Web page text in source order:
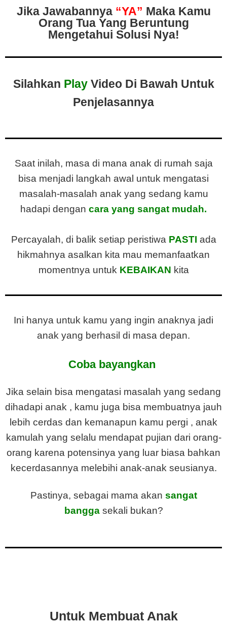
Jika Jawabannya “YA” Maka Kamu
Orang Tua Yang Beruntung
Mengetahui Solusi Nya!
Silahkan PlayVideo Di Bawah Untuk
Penjelasannya
Saat inilah, masa di mana anak di rumah saja
bisa menjadi langkah awal untuk mengatasi
masalah-masalah anak yang sedang kamu
hadapi dengan cara yang sangat mudah.
Percayalah, di balik setiap peristiwa PASTI ada
hikmahnya asalkan kita mau memanfaatkan
momentnya untuk KEBAIKAN kita
Ini hanya untuk kamu yang ingin anaknya jadi
anak yang berhasil di masa depan.
Coba bayangkan
Jika selain bisa mengatasi masalah yang sedang
dihadapi anak , kamu juga bisa membuatnya jauh
lebih cerdas dan kemanapun kamu pergi , anak
kamulah yang selalu mendapat pujian dari orang-
orang karena potensinya yang luar biasa bahkan
kecerdasannya melebihi anak-anak seusianya.
Pastinya, sebagai mama akan sangat
banggasekali bukan?
Untuk Membuat Anak